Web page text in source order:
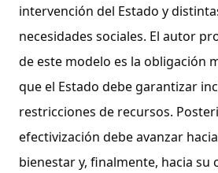
intervención del Estado y
necesidades sociales. El autor
de este modelo es la obligación
que el Estado debe garantizar
restricciones de recursos.
efectivización debe avanzar
bienestar y, finalmente, hacia su